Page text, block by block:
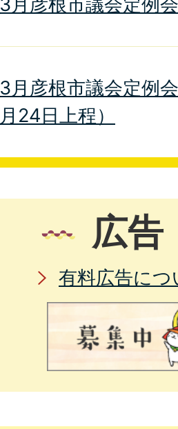
3月彦根市議会定例
月24日上程）
広告
有料広告につ